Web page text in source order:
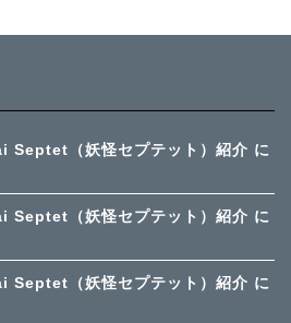
Septet（妖怪セプテット）紹介 に
Septet（妖怪セプテット）紹介 に
Septet（妖怪セプテット）紹介 に